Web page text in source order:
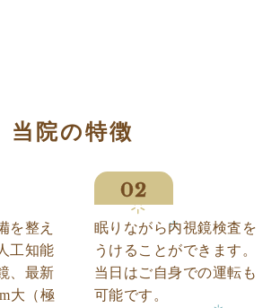
当院の特徴
を整え
工知能
、最新
大（極
眠りながら内視鏡検査を
うけることができます。
当日はご自身での運転も
可能です。